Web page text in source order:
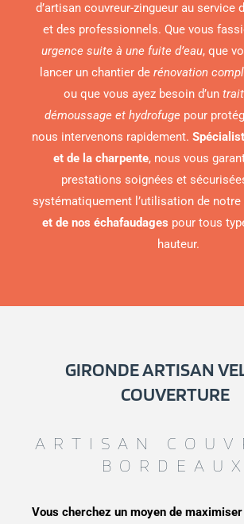
d’artisan couvreur-zingueur au service
et des professionnels. Que vous
urgence suite à une fuite d’eau, que
lancer un chantier de rénovation
ou que vous ayez besoin d’un
démoussage et hydrofuge pour
nous intervenons rapidement.
et de la charpente, nous vous
prestations soignées et
systématiquement l’utilisation de notre
et de nos échafaudages pour tous
hauteur.
GIRONDE ARTISAN
COUVERTURE
ARTISAN
BORDEAUX
Vous cherchez un moyen de